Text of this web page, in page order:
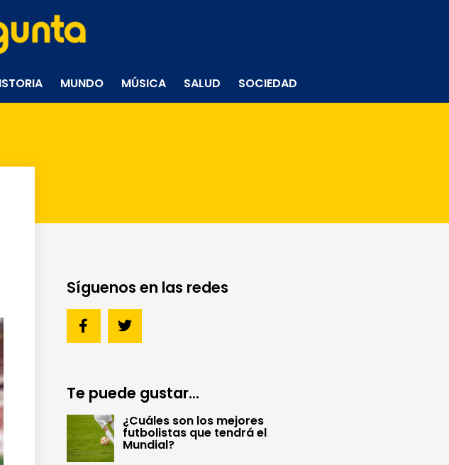
MUNDO MÚSICA SALUD SOCIEDAD
Síguenos en las redes
Te puede gustar...
¿Cuáles son los mejores
futbolistas que tendrá el
Mundial?